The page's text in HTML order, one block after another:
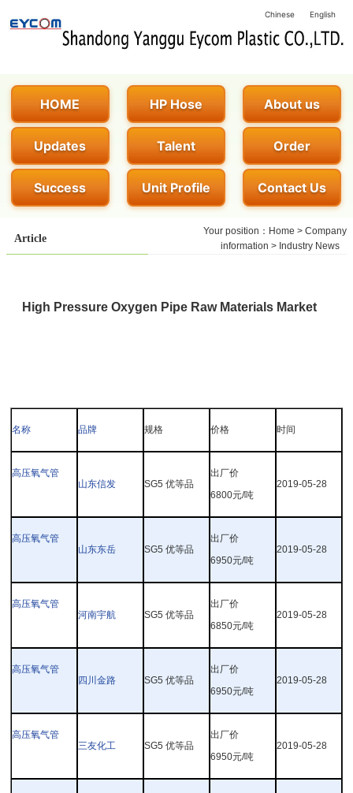
Chinese English
HOME HP Hose About us
Updates Talent Order
Success Unit Profile Contact Us
Article
Your position： Home > Company
information > Industry News
High Pressure Oxygen Pipe Raw Materials Market
名称 品牌 规格 价格 时间
高压氧气管
山东信发
SG5优等品
出厂价
6800元/吨
2019-05-28
高压氧气管
山东东岳
SG5优等品
出厂价
6950元/吨
2019-05-28
高压氧气管
河南宇航
SG5优等品
出厂价
6850元/吨
2019-05-28
高压氧气管
四川金路
SG5优等品
出厂价
6950元/吨
2019-05-28
高压氧气管
三友化工
SG5优等品
出厂价
6950元/吨
2019-05-28